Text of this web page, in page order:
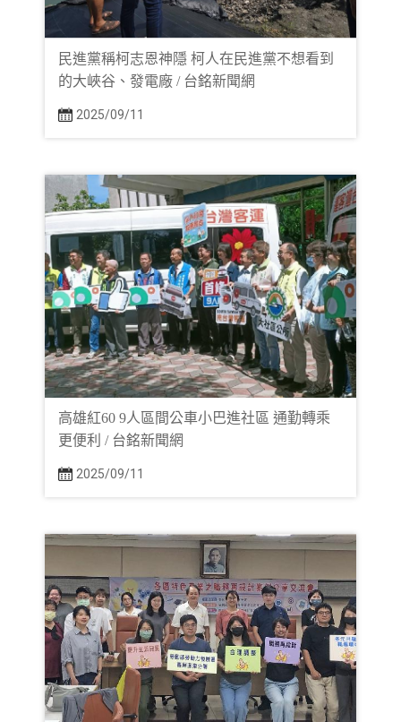
民進黨稱柯志恩神隱 柯人在民進黨不想看到
的大峽谷、發電廠 / 台銘新聞網
2025/09/11
高雄紅60 9人區間公車小巴進社區 通勤轉乘
更便利 / 台銘新聞網
2025/09/11